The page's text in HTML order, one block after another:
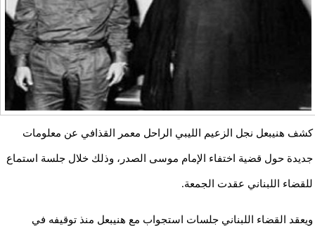
كشف هنيبعل نجل الزعيم الليبي الراحل معمر القذافي عن معلومات
جديدة حول قضية اختفاء الإمام موسى الصدر، وذلك خلال جلسة استماع
للقضاء اللبناني عقدت الجمعة.
ويعقد القضاء اللبناني جلسات استجواب مع هنيبعل منذ توقيفه في